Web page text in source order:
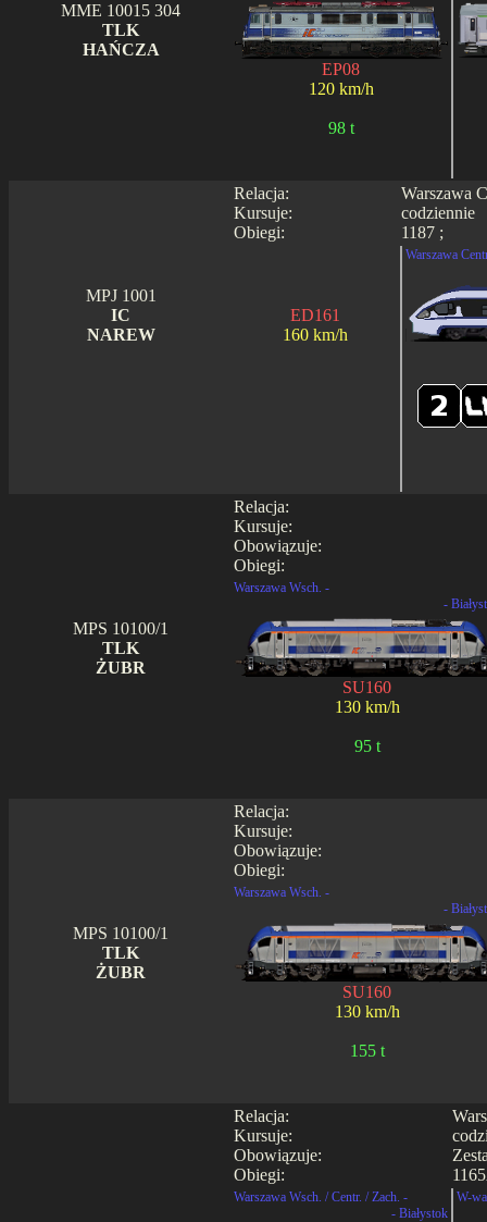
MME 10015 304
TLK
HAŃCZA
EP08
120 km/h
98 t
Relacja:
Kursuje:
Obiegi:
Warszawa
codziennie
1187 ;
MPJ 1001
IC
NAREW
ED161
160 km/h
Warszawa
Relacja:
Kursuje:
Obowiązuje:
Obiegi:
MPS 10100/1
TLK
ŻUBR
Warszawa Wsch. -
-
SU160
130 km/h
95 t
Relacja:
Kursuje:
Obowiązuje:
Obiegi:
MPS 10100/1
TLK
ŻUBR
Warszawa Wsch. -
-
SU160
130 km/h
155 t
Relacja:
Kursuje:
Obowiązuje:
Obiegi:
Warszawa Wsch. / Centr. / Zach. -
- Białystok
W-